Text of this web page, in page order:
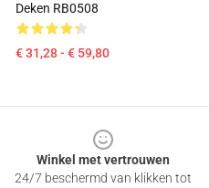
Deken RB0508
€ 31,28 - € 59,80
Winkel met vertrouwen
24/7 beschermd van klikken tot